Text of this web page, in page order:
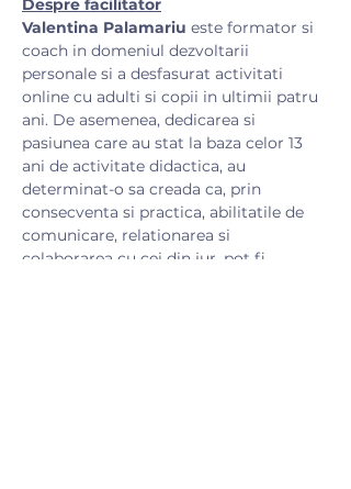
Despre facilitator
Valentina Palamariu este formator si
coach in domeniul dezvoltarii
personale si a desfasurat activitati
online cu adulti si copii in ultimii patru
ani. De asemenea, dedicarea si
pasiunea care au stat la baza celor 13
ani de activitate didactica, au
determinat-o sa creada ca, prin
consecventa si practica, abilitatile de
comunicare, relationarea si
colaborarea cu cei din jur, pot fi